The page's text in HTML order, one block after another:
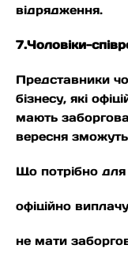
відрядження.
7.Чоловіки-
Представники
бізнесу, які
мають
вересня
Що потрібно для
офіційно
не мати